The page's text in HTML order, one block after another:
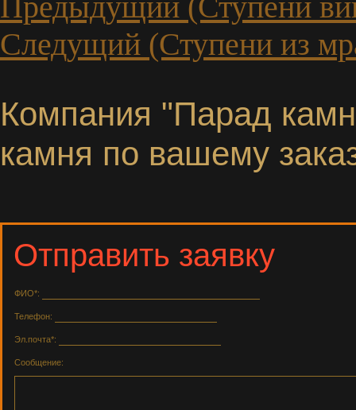
Следущий (Ступени из
Компания "Парад
камня по вашему
Отправить заявку
ФИО*:
Телефон:
Эл.почта*:
Сообщение: